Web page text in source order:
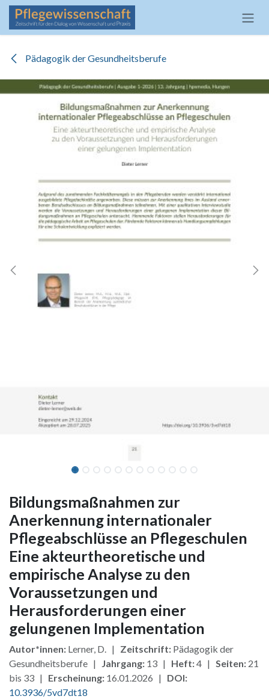
Zum Inhalt springen
Pädagogik der Gesundheitsberufe
Bildungsmaßnahmen zur
Anerkennung internationaler
Pflegeabschlüsse an Pflegeschulen
Eine akteurtheoretische und
empirische Analyse zu den
Voraussetzungen und
Herausforderungen einer
gelungenen Implementation
Autor*innen: Lerner, D. | Zeitschrift: Pädagogik der
Gesundheitsberufe |
Jahrgang: 13 | Heft:4 | Seiten: 21
bis 33 | Erscheinung: 16.01.2026 | DOI:
10.3936/5vd7dt18